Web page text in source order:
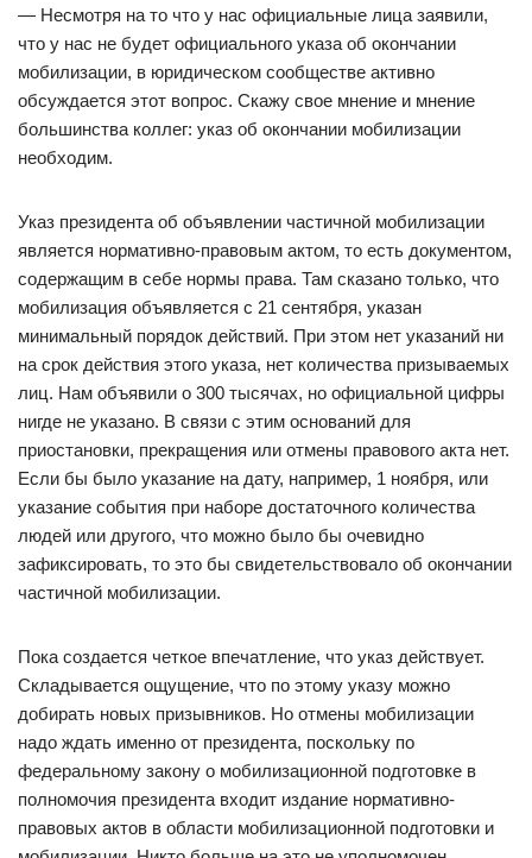
— Несмотря на то что у нас официальные лица заявили,
что у нас не будет официального указа об окончании
мобилизации, в юридическом сообществе активно
обсуждается этот вопрос. Скажу свое мнение и мнение
большинства коллег: указ об окончании мобилизации
необходим.
Указ президента об объявлении частичной мобилизации
является нормативно-правовым актом, то есть документом,
содержащим в себе нормы права. Там сказано только, что
мобилизация объявляется с 21 сентября, указан
минимальный порядок действий. При этом нет указаний ни
на срок действия этого указа, нет количества призываемых
лиц. Нам объявили о 300 тысячах, но официальной цифры
нигде не указано. В связи с этим оснований для
приостановки, прекращения или отмены правового акта нет.
Если бы было указание на дату, например, 1 ноября, или
указание события при наборе достаточного количества
людей или другого, что можно было бы очевидно
зафиксировать, то это бы свидетельствовало об окончании
частичной мобилизации.
Пока создается четкое впечатление, что указ действует.
Складывается ощущение, что по этому указу можно
добирать новых призывников. Но отмены мобилизации
надо ждать именно от президента, поскольку по
федеральному закону о мобилизационной подготовке в
полномочия президента входит издание нормативно-
правовых актов в области мобилизационной подготовки и